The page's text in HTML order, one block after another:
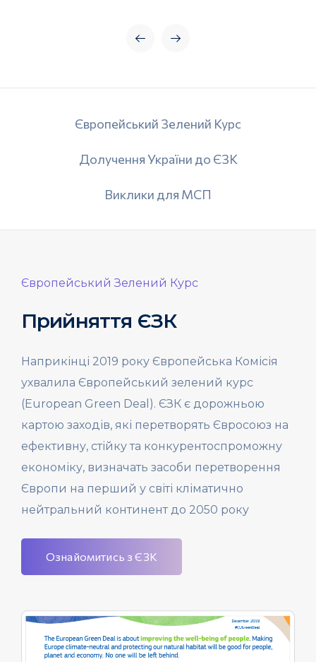
Європейський Зелений Курс
Долучення України до ЄЗК
Виклики для МСП
Європейський Зелений Курс
Прийняття ЄЗК
Наприкінці 2019 року Європейська Комісія
ухвалила Європейський зелений курс
(European Green Deal). ЄЗК є дорожньою
картою заходів, які перетворять Євросоюз на
ефективну, стійку та конкурентоспроможну
економіку, визначать засоби перетворення
Європи на перший у світі кліматично
нейтральний континент до 2050 року
Ознайомитись з ЄЗК